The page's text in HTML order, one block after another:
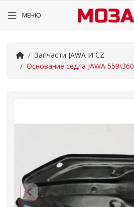
МЕНЮ
Запчасти JAWA И CZ
Основание седла JAWA 559\360